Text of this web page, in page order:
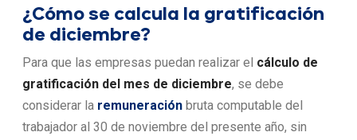
¿Cómo se calcula la gratificación
de diciembre?
Para que las empresas puedan realizar el cálculo de
gratificación del mes de diciembre, se debe
considerar la remuneración bruta computable del
trabajador al 30 de noviembre del presente año, sin